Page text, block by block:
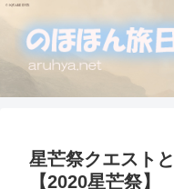
星芒祭クエスト
【2020星芒祭】